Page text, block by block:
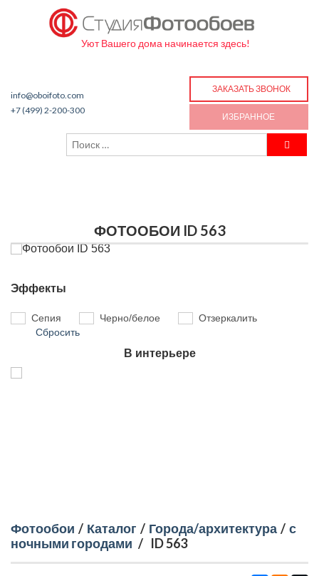
Уют Вашего дома начинается здесь!
info@oboifoto.com
+7 (499) 2-200-300
ЗАКАЗАТЬ ЗВОНОК
ИЗБРАННОЕ
ФОТООБОИ ID 563
Эффекты
Сепия Черно/белое
Отзеркалить
Сбросить
В интерьере
Фотообои / Каталог / Города/архитектура / с
ночными городами / ID 563